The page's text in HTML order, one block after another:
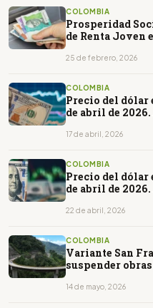
COLOMBIA
Prosperidad
de Renta Joven
25 de febrero, 2026
COLOMBIA
Precio del dólar
de abril de
17 de abril, 2026
COLOMBIA
Precio del dólar
de abril de
22 de abril, 2026
COLOMBIA
Variante San
suspender
14 de mayo, 2026